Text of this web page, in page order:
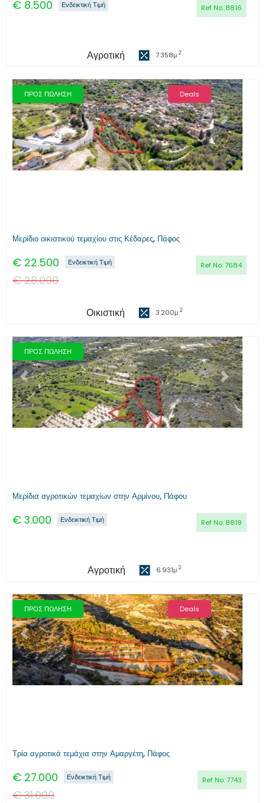
€ 8.500 Ref No: 8816
Ενδεικτική Τιμή
Αγροτική 7.358μ 2
ΠΡΟΣ ΠΩΛΗΣΗ Deals
Προηγούμενο Επόμενο
Μερίδιο οικιστικού τεμαχίου στις Κέδαρες, Πάφος
€ 22.500 Ref No:7684
Ενδεικτική Τιμή
€28.000
Οικιστική 3.200μ 2
ΠΡΟΣ ΠΩΛΗΣΗ
Προηγούμενο Επόμενο
Μερίδια αγροτικών τεμαχίων στην Αρμίνου, Πάφου
€ 3.000 Ref No: 8819
Ενδεικτική Τιμή
Αγροτική 6.931μ 2
ΠΡΟΣ ΠΩΛΗΣΗ Deals
Προηγούμενο Επόμενο
Τρία αγροτικά τεμάχια στην Αμαργέτη, Πάφος
€ 27.000 Ref No:7743
Ενδεικτική Τιμή
€31.000